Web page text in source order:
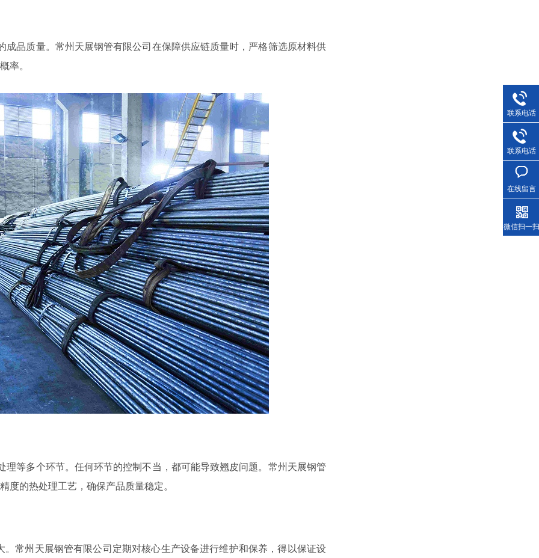
品质量。常州天展钢管有限公司在保障供应链质量时，严格筛选原材料供
率。
等多个环节。任何环节的控制不当，都可能导致翘皮问题。常州天展钢管
的热处理工艺，确保产品质量稳定。
常州天展钢管有限公司定期对核心生产设备进行维护和保养，得以保证设
联系电话
联系电话
在线留言
微信扫一扫